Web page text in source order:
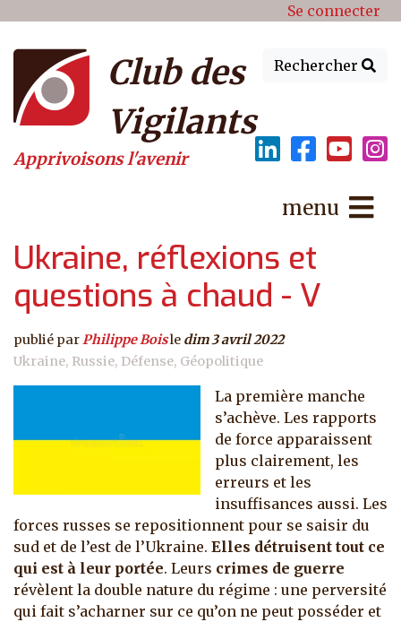
Menu du compte de Se connecter
Rechercher
Club des
Vigilants
Apprivoisons l'avenir
menu
Ukraine, réflexions et
questions à chaud - V
publié parPhilippe Boisle dim 3 avril 2022
Ukraine Russie Défense Géopolitique
La première manche
s’achève. Les rapports
de force apparaissent
plus clairement, les
erreurs et les
insuffisances aussi. Les
forces russes se repositionnent pour se saisir du
sud et de l’est de l’Ukraine. Elles détruisent tout ce
qui est à leur portée. Leurs crimes de guerre
révèlent la double nature du régime : une perversité
qui fait s’acharner sur ce qu’on ne peut posséder et